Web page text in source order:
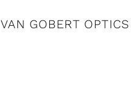
GOBERT OPTICS